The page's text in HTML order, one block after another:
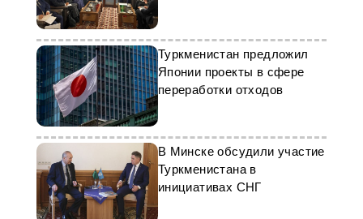
Туркменистан предложил
Японии проекты в сфере
переработки отходов
В Минске обсудили участие
Туркменистана в
инициативах СНГ